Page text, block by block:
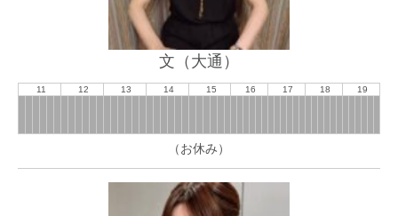
文（大通）
11 12 13 14 15 16 17 18 19
（お休み）